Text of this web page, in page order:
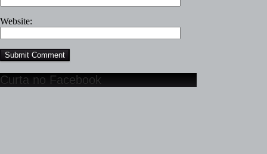
Website:
Curta no Facebook